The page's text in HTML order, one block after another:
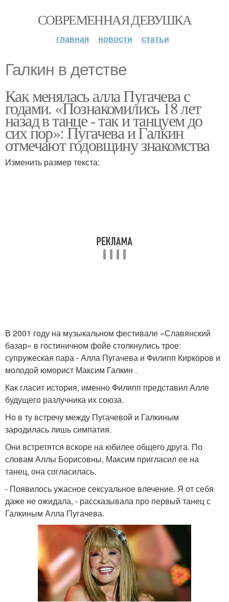
СОВРЕМЕННАЯ ДЕВУШКА
главная новости статьи
Галкин в детстве
Как менялась алла Пугачева с
годами. «Познакомились 18 лет
назад в танце - так и танцуем до
сих пор»: Пугачева и Галкин
отмечают годовщину знакомства
Изменить размер текста:
В 2001 году на музыкальном фестивале «Славянский
базар» в гостиничном фойе столкнулись трое:
супружеская пара - Алла Пугачева и Филипп Киркоров и
молодой юморист Максим Галкин .
Как гласит история, именно Филипп представил Алле
будущего разлучника их союза.
Но в ту встречу между Пугачевой и Галкиным
зародилась лишь симпатия.
Они встретятся вскоре на юбилее общего друга. По
словам Аллы Борисовны, Максим пригласил ее на
танец, она согласилась.
- Появилось ужасное сексуальное влечение. Я от себя
даже не ожидала, - рассказывала про первый танец с
Галкиным Алла Пугачева.